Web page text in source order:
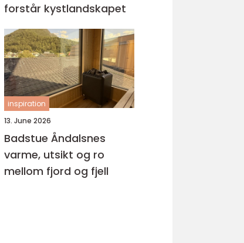
forstår kystlandskapet
inspiration
13. June 2026
Badstue Åndalsnes
varme, utsikt og ro
mellom fjord og fjell